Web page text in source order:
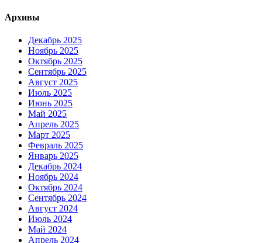
Архивы
Декабрь 2025
Ноябрь 2025
Октябрь 2025
Сентябрь 2025
Август 2025
Июль 2025
Июнь 2025
Май 2025
Апрель 2025
Март 2025
Февраль 2025
Январь 2025
Декабрь 2024
Ноябрь 2024
Октябрь 2024
Сентябрь 2024
Август 2024
Июль 2024
Май 2024
Апрель 2024